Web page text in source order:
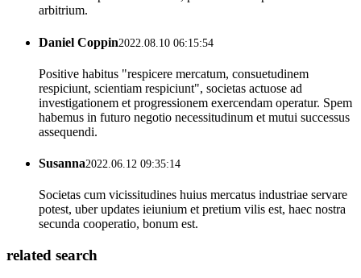
arbitrium.
Daniel Coppin2022.08.10 06:15:54
Positive habitus "respicere mercatum, consuetudinem
respiciunt, scientiam respiciunt", societas actuose ad
investigationem et progressionem exercendam operatur. Spem
habemus in futuro negotio necessitudinum et mutui successus
assequendi.
Susanna2022.06.12 09:35:14
Societas cum vicissitudines huius mercatus industriae servare
potest, uber updates ieiunium et pretium vilis est, haec nostra
secunda cooperatio, bonum est.
related search